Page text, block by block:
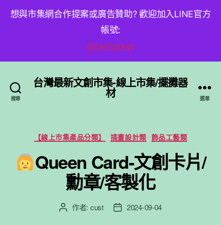
想與市集網合作提案或廣告贊助? 歡迎加入LINE官方
帳號:
@twmarket
搜尋
台灣最新文創市集-線上市集/擺攤器
材 選單
分
類
【線上市集產品分類】 插畫設計類 飾品工藝類
Queen Card-文創卡片/
勳章/客製化
文 作者: cust
文 2024-09-04